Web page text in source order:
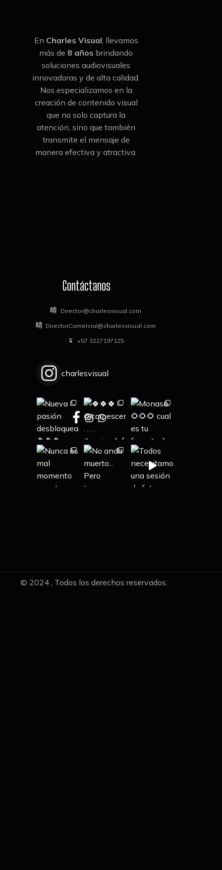
En Charles Visual, llevamos
más de 8 años brindando
soluciones audiovisuales
innovadoras y de alta calidad.
Nos especializamos en la
creación de contenido visual
que no solo captura la
atención, sino que también
transmite el mensaje de
manera efectiva y atractiva.
Contáctanos
Director@charlesvisual.com
DirectorComercial@charlesvisual.com
+57 3227197125
charlesvisual
© 2024 , Todos los derechos reservados.